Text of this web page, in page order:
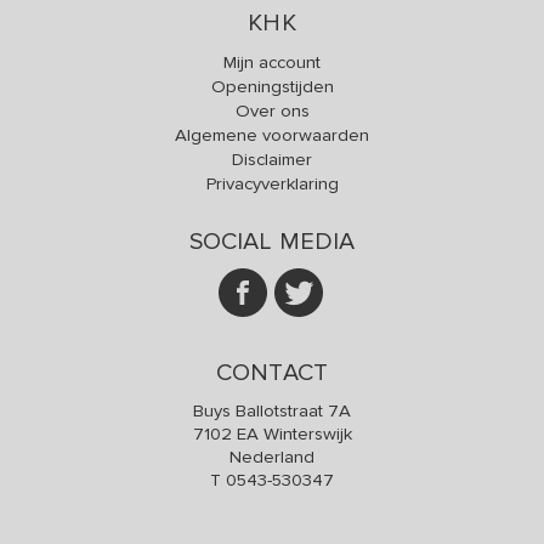
KHK
Mijn account
Openingstijden
Over ons
Algemene voorwaarden
Disclaimer
Privacyverklaring
SOCIAL MEDIA
CONTACT
Buys Ballotstraat 7A
7102 EA Winterswijk
Nederland
T 0543-530347